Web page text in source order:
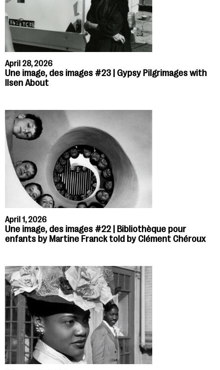
April 28, 2026
Une image, des images #23 | Gypsy Pilgrimages with
Ilsen About
April 1, 2026
Une image, des images #22 | Bibliothèque pour
enfants by Martine Franck told by Clément Chéroux